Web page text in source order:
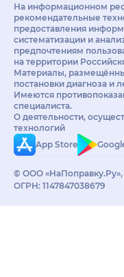
На информационном
рекомендательные
предоставления
систематизации и
предпочтениям
на территории
Материалы,
постановки диагноза и
Имеются
специалиста.
О деятельности,
технологий
App Store
© ООО «НаПоправку.Ру»,
ОГРН: 1147847038679